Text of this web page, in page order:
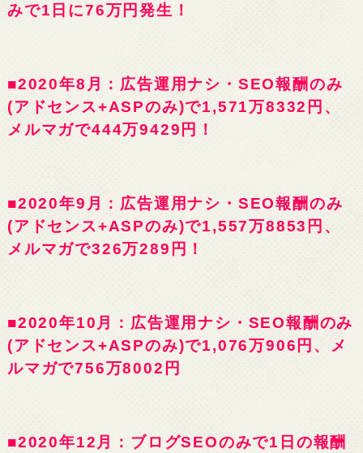
みで1日に76万円発生！
■2020年8月：広告運用ナシ・SEO報酬のみ
(アドセンス+ASPのみ)で1,571万8332円、
メルマガで444万9429円！
■2020年9月：広告運用ナシ・SEO報酬のみ
(アドセンス+ASPのみ)で1,557万8853円、
メルマガで326万289円！
■2020年10月：広告運用ナシ・SEO報酬のみ
(アドセンス+ASPのみ)で1,076万906円、メ
ルマガで756万8002円
■2020年12月：ブログSEOのみで1日の報酬